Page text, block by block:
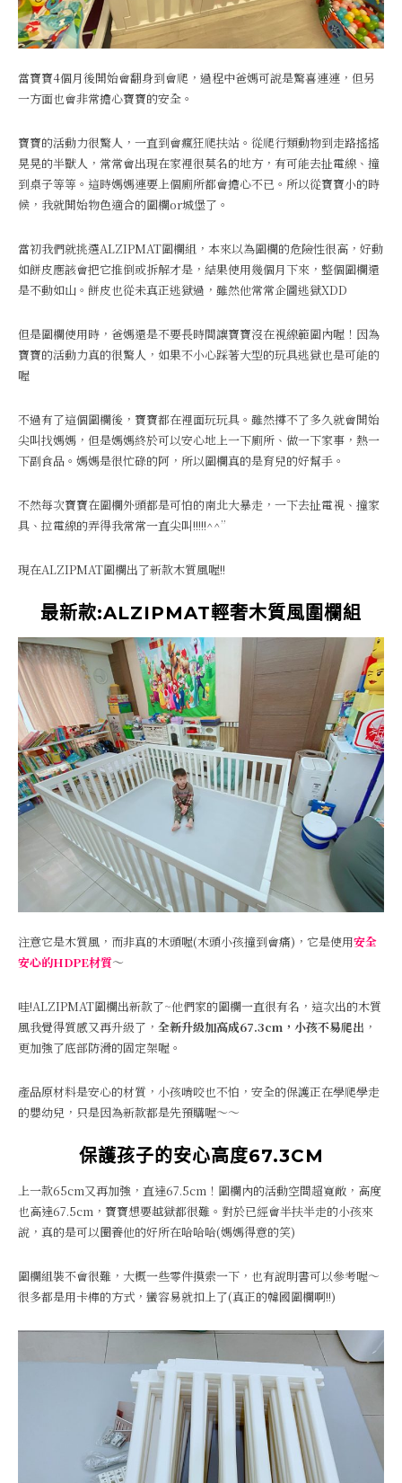
當寶寶4個月後開始會翻身到會爬，過程中爸媽可說是驚喜連連，但另
一方面也會非常擔心寶寶的安全。
寶寶的活動力很驚人，一直到會瘋狂爬扶站。從爬行類動物到走路搖搖
晃晃的半獸人，常常會出現在家裡很莫名的地方，有可能去扯電線、撞
到桌子等等。這時媽媽連要上個廁所都會擔心不已。所以從寶寶小的時
候，我就開始物色適合的圍欄or城堡了。
當初我們就挑選ALZIPMAT圍欄組，本來以為圍欄的危險性很高，好動
如餅皮應該會把它推倒或拆解才是，結果使用幾個月下來，整個圍欄還
是不動如山。餅皮也從未真正逃獄過，雖然他常常企圖逃獄XDD
但是圍欄使用時，爸媽還是不要長時間讓寶寶沒在視線範圍內喔！因為
寶寶的活動力真的很驚人，如果不小心踩著大型的玩具逃獄也是可能的
喔
不過有了這個圍欄後，寶寶都在裡面玩玩具。雖然撐不了多久就會開始
尖叫找媽媽，但是媽媽終於可以安心地上一下廁所、做一下家事，熱一
下副食品。媽媽是很忙碌的阿，所以圍欄真的是育兒的好幫手。
不然每次寶寶在圍欄外頭都是可怕的南北大暴走，一下去扯電視、撞家
具、拉電線的弄得我常常一直尖叫!!!!!^^”
現在ALZIPMAT圍欄出了新款木質風喔!!
最新款:ALZIPMAT輕奢木質風圍欄組
注意它是木質風，而非真的木頭喔(木頭小孩撞到會痛)，它是使用安全
安心的HDPE材質～
哇!ALZIPMAT圍欄出新款了~他們家的圍欄一直很有名，這次出的木質
風我覺得質感又再升級了， 全新升級加高成67.3cm，小孩不易爬出 ，
更加強了底部防滑的固定架喔。
產品原材料是安心的材質，小孩啃咬也不怕，安全的保護正在學爬學走
的嬰幼兒，只是因為新款都是先預購喔～～
保護孩子的安心高度67.3CM
上一款65cm又再加強，直達67.5cm！圍欄內的活動空間超寬敞，高度
也高達67.5cm，寶寶想要越獄都很難。對於已經會半扶半走的小孩來
說，真的是可以圈養他的好所在哈哈哈(媽媽得意的笑)
圍欄組裝不會很難，大概一些零件摸索一下，也有說明書可以參考喔～
很多都是用卡榫的方式，蠻容易就扣上了(真正的韓國圍欄啊!!)